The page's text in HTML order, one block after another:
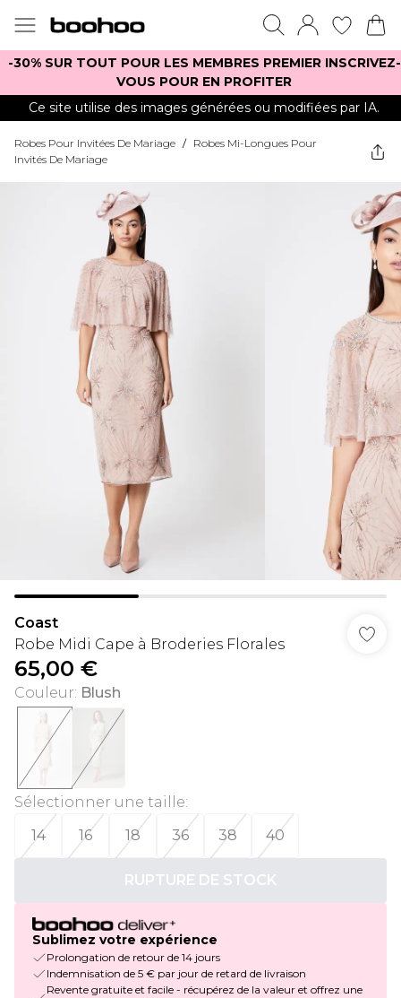
-30% SUR TOUT POUR LES MEMBRES PREMIER INSCRIVEZ-
VOUS POUR EN PROFITER
Ce site utilise des images générées ou modifiées par IA.
Robes Pour Invitées De Mariage / Robes Mi-Longues Pour
Invités De Mariage
Coast
Robe Midi Cape à Broderies Florales
65,00 €
Couleur: Blush
Sélectionner une taille:
14
16 18 36 38 40
RUPTURE DE STOCK
Sublimez votre expérience
Prolongation de retour de 14 jours
Indemnisation de 5 € par jour de retard de livraison
Revente gratuite et facile - récupérez de la valeur et offrez une